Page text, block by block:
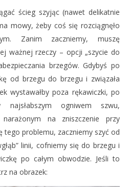
ścieg szyjąc (nawet delikatnie
mowy, żeby coś się rozciągnęło
Zanim zaczniemy, muszę
ważnej rzeczy – opcji „szycie do
brzegów. Gdybyś po
od brzegu do brzegu i związała
wystawałby poza rękawiczki, po
najsłabszym ogniwem szwu,
narażonym na zniszczenie przy
tego problemu, zaczniemy szyć od
linii, cofniemy się do brzegu i
po całym obwodzie. Jeśli to
na obrazek: